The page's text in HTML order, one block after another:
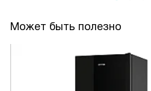
Может быть полезно